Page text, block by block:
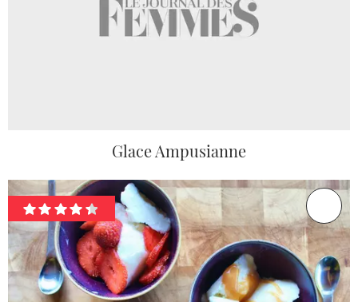
Glace Ampusianne